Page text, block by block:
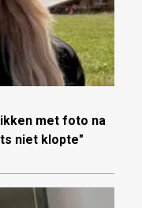
met foto na
niet klopte"